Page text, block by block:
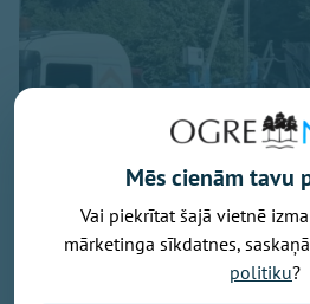
Mēs cienām tavu
Vai piekrītat šajā vietnē
mārketinga sīkdatnes,
politiku?